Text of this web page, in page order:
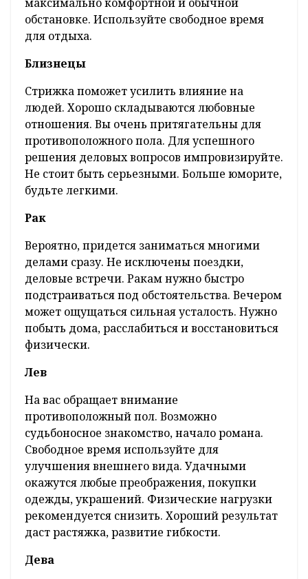
максимально комфортной и обычной
обстановке. Используйте свободное время
для отдыха.
Близнецы
Стрижка поможет усилить влияние на
людей. Хорошо складываются любовные
отношения. Вы очень притягательны для
противоположного пола. Для успешного
решения деловых вопросов импровизируйте.
Не стоит быть серьезными. Больше юморите,
будьте легкими.
Рак
Вероятно, придется заниматься многими
делами сразу. Не исключены поездки,
деловые встречи. Ракам нужно быстро
подстраиваться под обстоятельства. Вечером
может ощущаться сильная усталость. Нужно
побыть дома, расслабиться и восстановиться
физически.
Лев
На вас обращает внимание
противоположный пол. Возможно
судьбоносное знакомство, начало романа.
Свободное время используйте для
улучшения внешнего вида. Удачными
окажутся любые преображения, покупки
одежды, украшений. Физические нагрузки
рекомендуется снизить. Хороший результат
даст растяжка, развитие гибкости.
Дева